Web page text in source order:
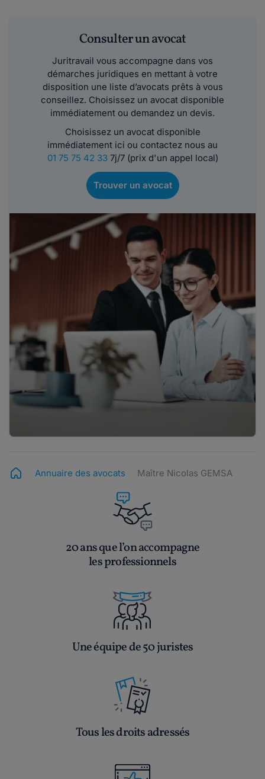
Consulter un avocat
Juritravail vous accompagne dans vos
démarches juridiques en mettant à votre
disposition une liste d’avocats prêts à vous
conseillez. Choisissez un avocat disponible
immédiatement ou demandez un devis.
Choisissez un avocat disponible
immédiatement ici ou contactez nous au
01 75 75 42 337j/7 (prix d'un appel local)
Trouver un avocat
Annuaire des avocats Maître Nicolas GEMSA
20 ans que l’on accompagne
les professionnels
Une équipe de 50 juristes
Tous les droits adressés